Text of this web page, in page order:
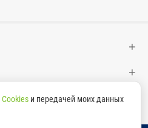
+
+
Cookiesи передачей моих данных